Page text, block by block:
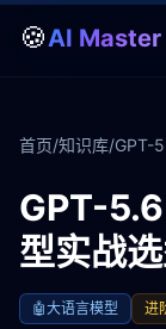
🍪AI Master
首页/知识库/GPT-
GPT-
型实战
🤖大语言模型 进